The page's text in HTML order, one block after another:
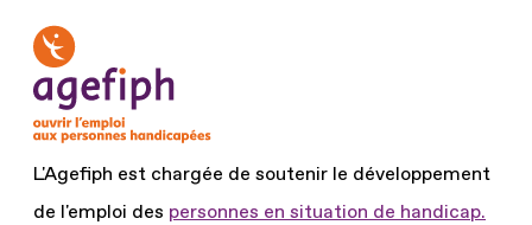
L'Agefiph est chargée de soutenir le développement
de l'emploi des personnes en situation de handicap.